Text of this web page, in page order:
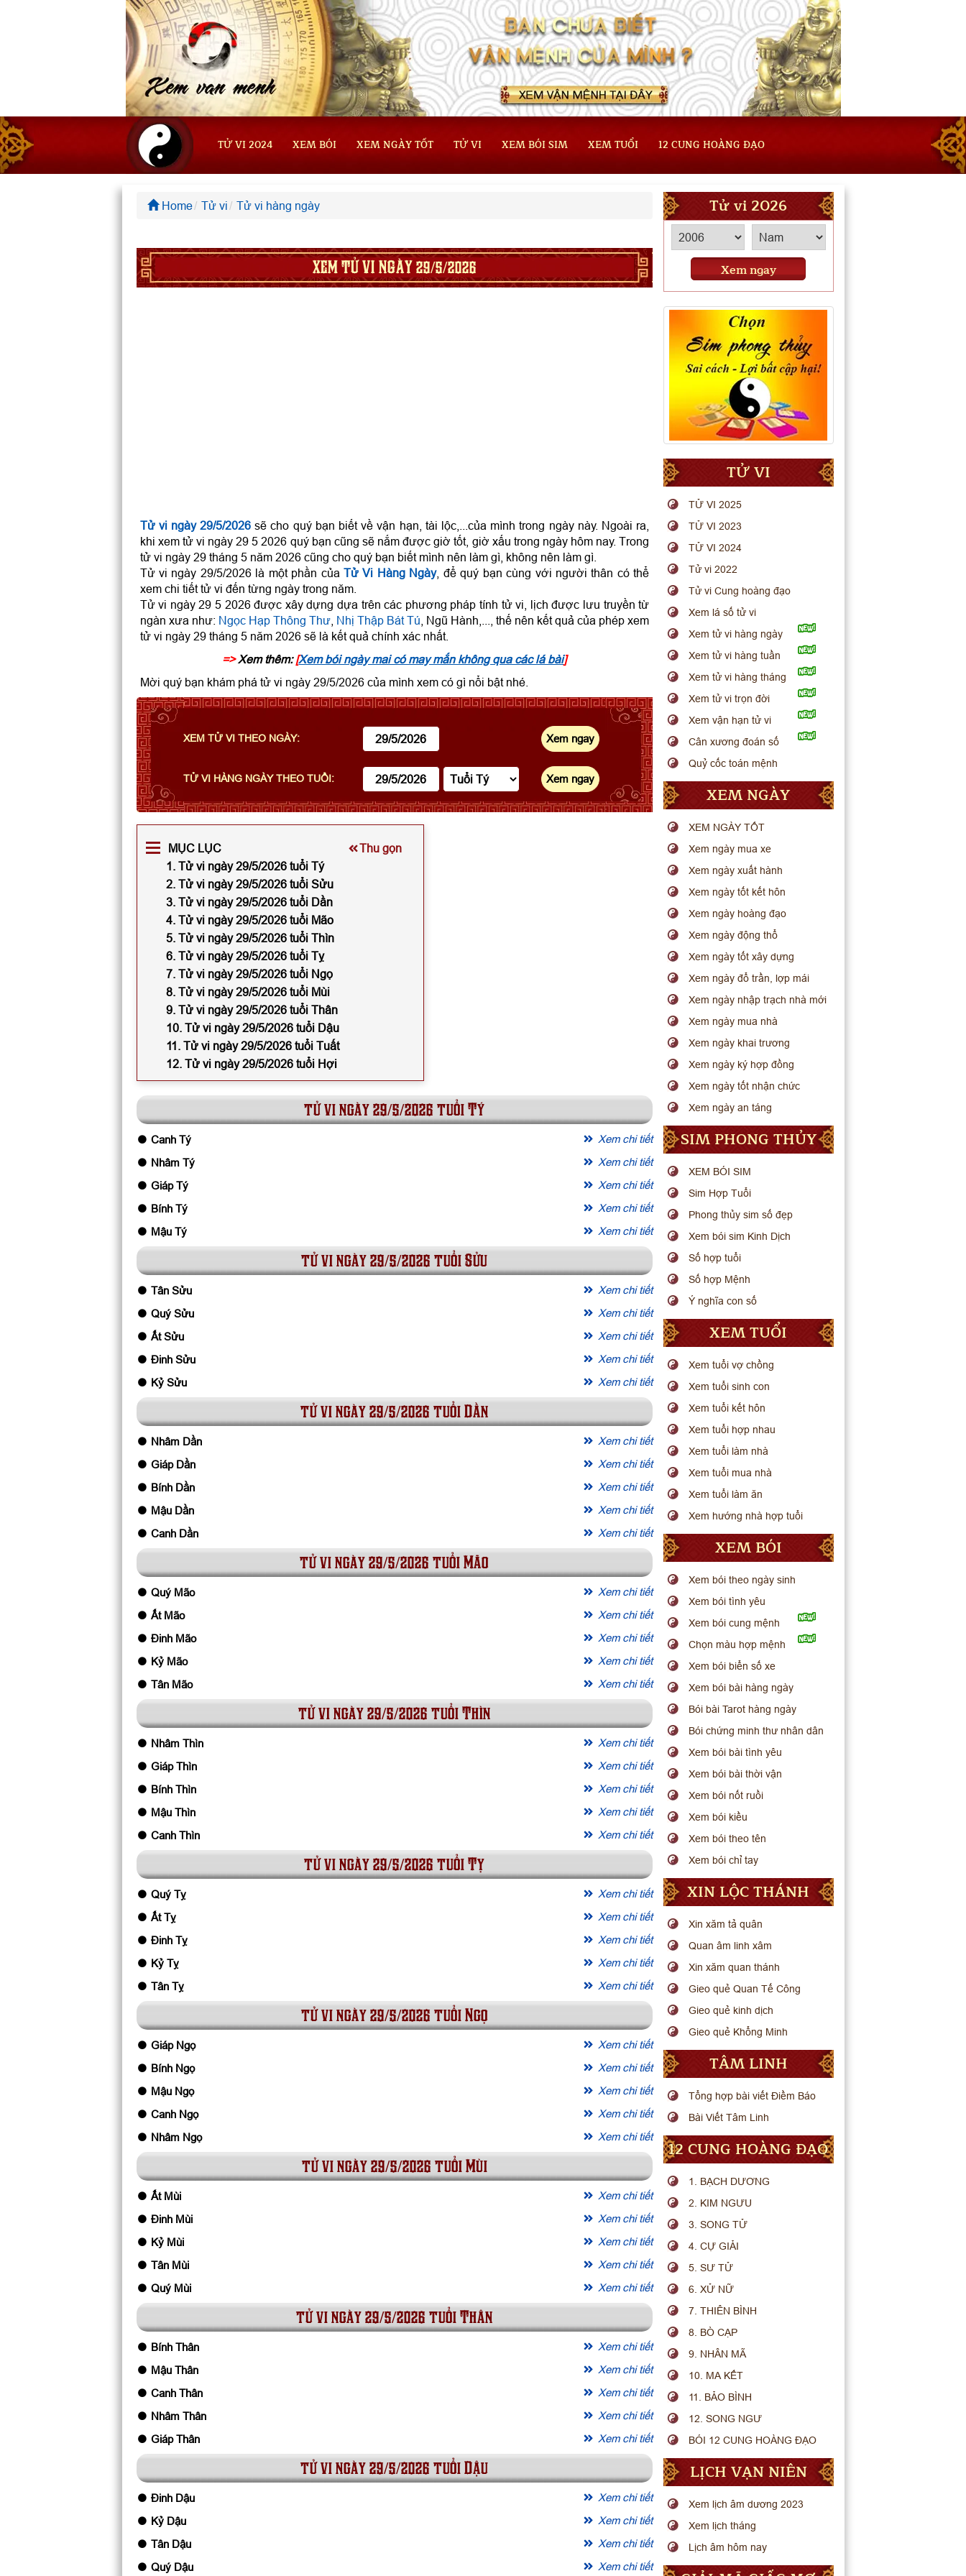
TỬ VI 2024 XEM BÓI XEM NGÀY TỐT TỬ VI XEM BÓI SIM XEM TUỔI 12 CUNG HOÀNG ĐẠO
Home Tử vi Tử vi hàng ngày
XEM TỬ VI NGÀY 29/5/2026
Tử vi ngày 29/5/2026 sẽ cho quý bạn biết về vận hạn, tài lộc,...của mình trong ngày này. Ngoài ra,
khi xem tử vi ngày 29 5 2026 quý bạn cũng sẽ nắm được giờ tốt, giờ xấu trong ngày hôm nay. Trong
tử vi ngày 29 tháng 5 năm 2026 cũng cho quý bạn biết mình nên làm gì, không nên làm gì.
Tử vi ngày 29/5/2026 là một phần của Tử Vi Hàng Ngày, để quý bạn cùng với người thân có thể
xem chi tiết tử vi đến từng ngày trong năm.
Tử vi ngày 29 5 2026 được xây dựng dựa trên các phương pháp tính tử vi, lịch được lưu truyền từ
ngàn xưa như: Ngọc Hạp Thông Thư, Nhị Thập Bát Tú , Ngũ Hành,..., thế nên kết quả của phép xem
tử vi ngày 29 tháng 5 năm 2026 sẽ là kết quả chính xác nhất.
=>Xem thêm:[Xem bói ngày mai có may mắn không qua các lá bài]
Mời quý bạn khám phá tử vi ngày 29/5/2026 của mình xem có gì nổi bật nhé.
XEM TỬ VI THEO NGÀY:
TỬ VI HÀNG NGÀY THEO TUỔI:
MỤC LỤC
Thu gọn
1. Tử vi ngày 29/5/2026 tuổi Tý
2. Tử vi ngày 29/5/2026 tuổi Sửu
3. Tử vi ngày 29/5/2026 tuổi Dần
4. Tử vi ngày 29/5/2026 tuổi Mão
5. Tử vi ngày 29/5/2026 tuổi Thìn
6. Tử vi ngày 29/5/2026 tuổi Tỵ
7. Tử vi ngày 29/5/2026 tuổi Ngọ
8. Tử vi ngày 29/5/2026 tuổi Mùi
9. Tử vi ngày 29/5/2026 tuổi Thân
10. Tử vi ngày 29/5/2026 tuổi Dậu
11. Tử vi ngày 29/5/2026 tuổi Tuất
12. Tử vi ngày 29/5/2026 tuổi Hợi
tử vi ngày 29/5/2026 tuổi Tý
Canh Tý
Xem chi tiết
Nhâm Tý
Xem chi tiết
Giáp Tý
Xem chi tiết
Bính Tý
Xem chi tiết
Mậu Tý
Xem chi tiết
tử vi ngày 29/5/2026 tuổi Sửu
Tân Sửu
Xem chi tiết
Quý Sửu
Xem chi tiết
Ất Sửu
Xem chi tiết
Đinh Sửu
Xem chi tiết
Kỷ Sửu
Xem chi tiết
tử vi ngày 29/5/2026 tuổi Dần
Nhâm Dần
Xem chi tiết
Giáp Dần
Xem chi tiết
Bính Dần
Xem chi tiết
Mậu Dần
Xem chi tiết
Canh Dần
Xem chi tiết
tử vi ngày 29/5/2026 tuổi Mão
Quý Mão
Xem chi tiết
Ất Mão
Xem chi tiết
Đinh Mão
Xem chi tiết
Kỷ Mão
Xem chi tiết
Tân Mão
Xem chi tiết
tử vi ngày 29/5/2026 tuổi Thìn
Nhâm Thìn
Xem chi tiết
Giáp Thìn
Xem chi tiết
Bính Thìn
Xem chi tiết
Mậu Thìn
Xem chi tiết
Canh Thìn
Xem chi tiết
tử vi ngày 29/5/2026 tuổi Tỵ
Quý Tỵ
Xem chi tiết
Ất Tỵ
Xem chi tiết
Đinh Tỵ
Xem chi tiết
Kỷ Tỵ
Xem chi tiết
Tân Tỵ
Xem chi tiết
tử vi ngày 29/5/2026 tuổi Ngọ
Giáp Ngọ
Xem chi tiết
Bính Ngọ
Xem chi tiết
Mậu Ngọ
Xem chi tiết
Canh Ngọ
Xem chi tiết
Nhâm Ngọ
Xem chi tiết
tử vi ngày 29/5/2026 tuổi Mùi
Ất Mùi
Xem chi tiết
Đinh Mùi
Xem chi tiết
Kỷ Mùi
Xem chi tiết
Tân Mùi
Xem chi tiết
Quý Mùi
Xem chi tiết
tử vi ngày 29/5/2026 tuổi Thân
Bính Thân
Xem chi tiết
Mậu Thân
Xem chi tiết
Canh Thân
Xem chi tiết
Nhâm Thân
Xem chi tiết
Giáp Thân
Xem chi tiết
tử vi ngày 29/5/2026 tuổi Dậu
Đinh Dậu
Xem chi tiết
Kỷ Dậu
Xem chi tiết
Tân Dậu
Xem chi tiết
Quý Dậu
Xem chi tiết
Tử vi 2026
Xem ngay
TỬ VI
TỬ VI 2025
TỬ VI 2023
TỬ VI 2024
Tử vi 2022
Tử vi Cung hoàng đạo
Xem lá số tử vi
Xem tử vi hàng ngày
Xem tử vi hàng tuần
Xem tử vi hàng tháng
Xem tử vi trọn đời
Xem vận hạn tử vi
Cân xương đoán số
Quỷ cốc toán mệnh
XEM NGÀY
XEM NGÀY TỐT
Xem ngày mua xe
Xem ngày xuất hành
Xem ngày tốt kết hôn
Xem ngày hoàng đạo
Xem ngày động thổ
Xem ngày tốt xây dựng
Xem ngày đổ trần, lợp mái
Xem ngày nhập trạch nhà mới
Xem ngày mua nhà
Xem ngày khai trương
Xem ngày ký hợp đồng
Xem ngày tốt nhận chức
Xem ngày an táng
SIM PHONG THỦY
XEM BÓI SIM
Sim Hợp Tuổi
Phong thủy sim số đẹp
Xem bói sim Kinh Dịch
Số hợp tuổi
Số hợp Mệnh
Ý nghĩa con số
XEM TUỔI
Xem tuổi vợ chồng
Xem tuổi sinh con
Xem tuổi kết hôn
Xem tuổi hợp nhau
Xem tuổi làm nhà
Xem tuổi mua nhà
Xem tuổi làm ăn
Xem hướng nhà hợp tuổi
XEM BÓI
Xem bói theo ngày sinh
Xem bói tình yêu
Xem bói cung mệnh
Chọn màu hợp mệnh
Xem bói biển số xe
Xem bói bài hàng ngày
Bói bài Tarot hàng ngày
Bói chứng minh thư nhân dân
Xem bói bài tình yêu
Xem bói bài thời vận
Xem bói nốt ruồi
Xem bói kiều
Xem bói theo tên
Xem bói chỉ tay
XIN LỘC THÁNH
Xin xăm tả quân
Quan âm linh xâm
Xin xăm quan thánh
Gieo quẻ Quan Tế Công
Gieo quẻ kinh dịch
Gieo quẻ Khổng Minh
TÂM LINH
Tổng hợp bài viết Điềm Báo
Bài Viết Tâm Linh
12 CUNG HOÀNG ĐẠO
1. BẠCH DƯƠNG
2. KIM NGƯU
3. SONG TỬ
4. CỰ GIẢI
5. SƯ TỬ
6. XỬ NỮ
7. THIÊN BÌNH
8. BÒ CẠP
9. NHÂN MÃ
10. MA KẾT
11. BẢO BÌNH
12. SONG NGƯ
BÓI 12 CUNG HOÀNG ĐẠO
LỊCH VẠN NIÊN
Xem lịch âm dương 2023
Xem lịch tháng
Lịch âm hôm nay